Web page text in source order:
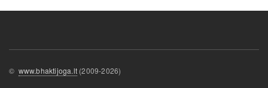
© www.bhaktijoga.lt (2009-2026)